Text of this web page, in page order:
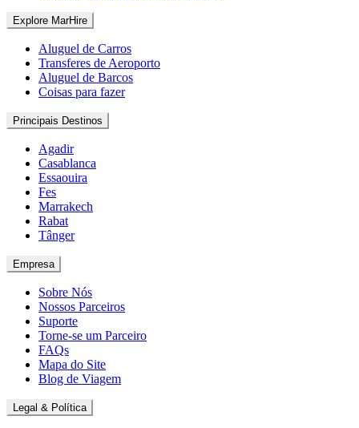
Explore MarHire
Aluguel de Carros
Transferes de Aeroporto
Aluguel de Barcos
Coisas para fazer
Principais Destinos
Agadir
Casablanca
Essaouira
Fes
Marrakech
Rabat
Tânger
Empresa
Sobre Nós
Nossos Parceiros
Suporte
Torne-se um Parceiro
FAQs
Mapa do Site
Blog de Viagem
Legal & Política